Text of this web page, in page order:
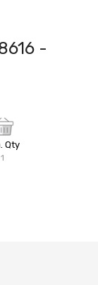
-
Qty
1